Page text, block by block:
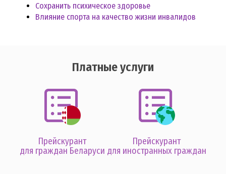
Сохранить психическое здоровье
Влияние спорта на качество жизни инвалидов
Платные услуги
Прейскурант
для граждан Беларуси
Прейскурант
для иностранных граждан